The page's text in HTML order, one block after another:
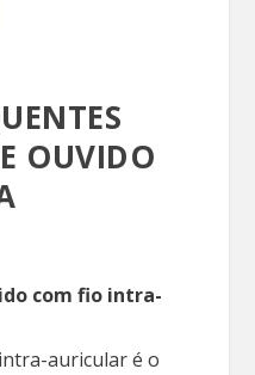
OUVIDO
com fio intra-
auricular é o